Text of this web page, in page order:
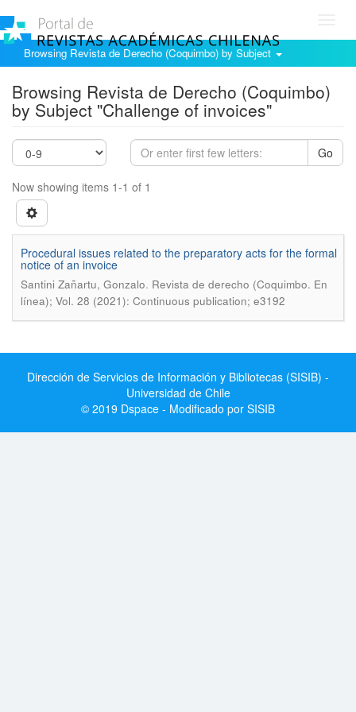
Browsing Revista de Derecho (Coquimbo) by Subject
Browsing Revista de Derecho (Coquimbo)
by Subject "Challenge of invoices"
Go
Now showing items 1-1 of 1
Procedural issues related to the preparatory acts for the formal
notice of an invoice
Santini Zañartu, Gonzalo. Revista de derecho (Coquimbo. En
línea); Vol. 28 (2021): Continuous publication; e3192
Dirección de Servicios de Información y Bibliotecas (SISIB) -
Universidad de Chile
© 2019 Dspace - Modificado por SISIB